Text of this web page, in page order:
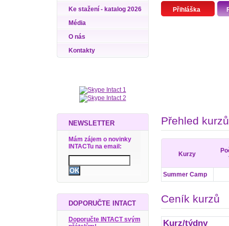
Ke stažení - katalog 2026
Média
O nás
Kontakty
NEWSLETTER
Mám zájem o novinky
INTACTu na email:
DOPORUČTE INTACT
Doporučte INTACT svým
Přihláška
Přehled kurzů
Kurzy
Summer Camp
Ceník kurzů
Kurz/týdny